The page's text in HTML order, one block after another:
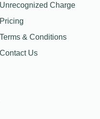
Unrecognized Charge
Pricing
Terms & Conditions
Contact Us